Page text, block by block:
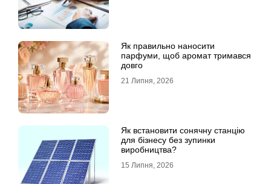
Як правильно наносити
парфуми, щоб аромат тримався
довго
21 Липня, 2026
Як встановити сонячну станцію
для бізнесу без зупинки
виробництва?
15 Липня, 2026